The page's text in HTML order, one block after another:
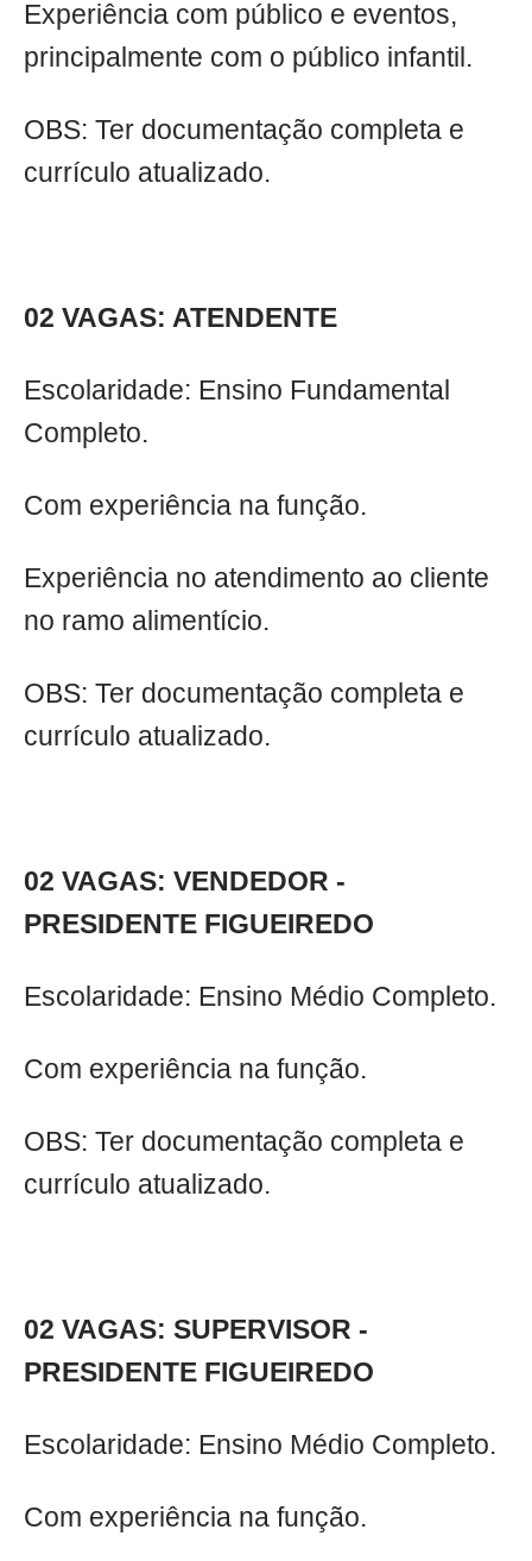
Experiência com público e eventos,
principalmente com o público infantil.
OBS: Ter documentação completa e
currículo atualizado.
02 VAGAS: ATENDENTE
Escolaridade: Ensino Fundamental
Completo.
Com experiência na função.
Experiência no atendimento ao cliente
no ramo alimentício.
OBS: Ter documentação completa e
currículo atualizado.
02 VAGAS: VENDEDOR -
PRESIDENTE FIGUEIREDO
Escolaridade: Ensino Médio Completo.
Com experiência na função.
OBS: Ter documentação completa e
currículo atualizado.
02 VAGAS: SUPERVISOR -
PRESIDENTE FIGUEIREDO
Escolaridade: Ensino Médio Completo.
Com experiência na função.